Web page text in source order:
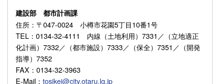
建設部 都市計画課
住所 ：〒047-0024 小樽市花園5丁目10番1号
TEL ：0134-32-4111 内線（土地利用）7331／（立地適正
化計画）7332／（都市施設）7333／（保全）7351／（開発
指導）7352
FAX ：0134-32-3963
E-Mail ： tosikei@city.otaru.lg.jp